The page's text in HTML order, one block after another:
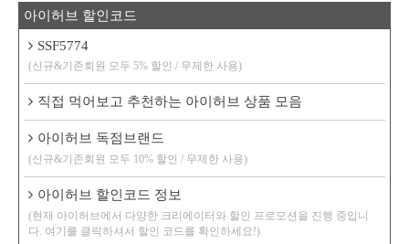
아이허브 할인코드
SSF5774
(신규&기존회원 모두 5% 할인 / 무제한 사용)
직접 먹어보고 추천하는 아이허브 상품 모음
아이허브 독점브랜드
(신규&기존회원 모두 10% 할인 / 무제한 사용)
아이허브 할인코드 정보
(현재 아이허브에서 다양한 크리에이터와 할인 프로모션을 진행 중입니
다. 여기를 클릭하셔서 할인 코드를 확인하세요!)